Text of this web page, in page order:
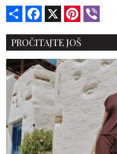
Share Facebook Pinterest
PROČITAJTE JOŠ